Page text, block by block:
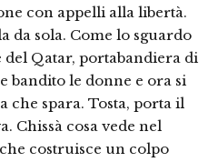
con appelli alla libertà.
da sola. Come lo sguardo
Qatar, portabandiera di
bandito le donne e ora si
che spara. Tosta, porta il
Chissà cosa vede nel
costruisce un colpo